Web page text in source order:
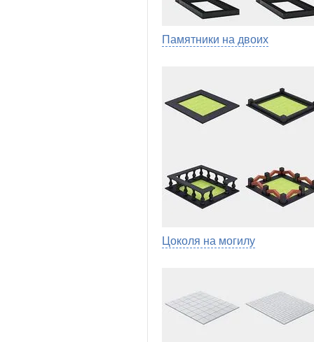
Памятники на двоих
Цоколя на могилу